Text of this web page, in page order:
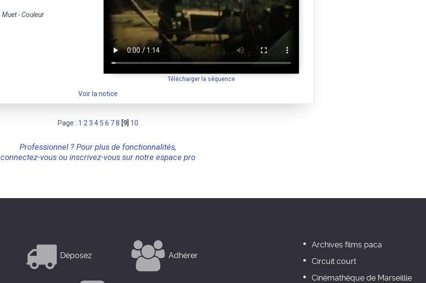
Télécharger la séquence
Muet - Couleur
Voir la notice
Page : 1 2 3 4 5 6 7 8 [9] 10
Professionnel ? Pour plus de fonctionnalités,
connectez-vous ou inscrivez-vous sur notre espace pro
Déposez Adhérer
Archives films paca
Circuit court
Cinémathèque de Marseillle